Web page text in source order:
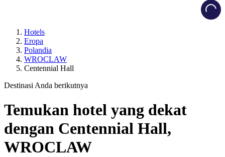
Hotels
Eropa
Polandia
WROCLAW
Centennial Hall
Destinasi Anda berikutnya
Temukan hotel yang dekat
dengan Centennial Hall,
WROCLAW